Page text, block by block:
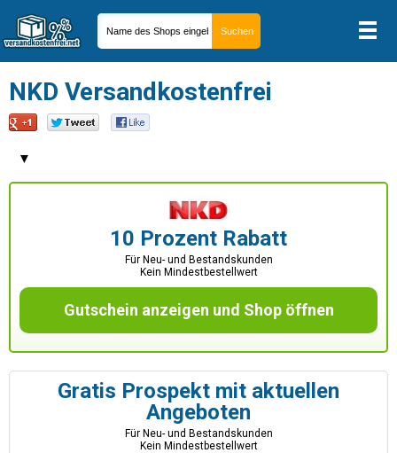
NKD Versandkostenfrei
▼
10 Prozent Rabatt
Für Neu- und Bestandskunden
Kein Mindestbestellwert
Gutschein anzeigen und Shop öffnen
Gratis Prospekt mit aktuellen
Angeboten
Für Neu- und Bestandskunden
Kein Mindestbestellwert